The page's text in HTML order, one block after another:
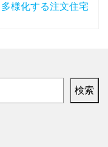
様化する注文住宅
検索